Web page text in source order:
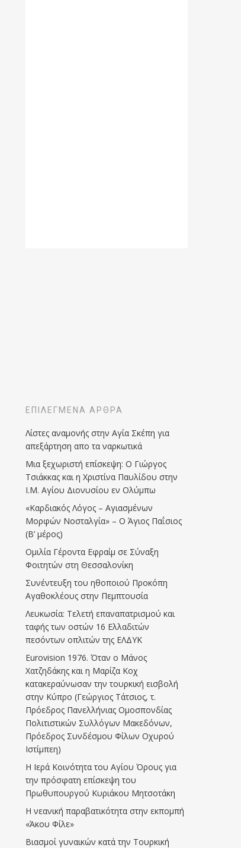
ΕΠΙΛΕΓΜΈΝΑ ΆΡΘΡΑ
Λίστες αναμονής στην Αγία Σκέπη για
απεξάρτηση απο τα ναρκωτικά
Μια ξεχωριστή επίσκεψη: Ο Γιώργος
Τσιάκκας και η Χριστίνα Παυλίδου στην
Ι.Μ. Αγίου Διονυσίου εν Ολύμπω
«Καρδιακός Λόγος – Αγιασμένων
Μορφών Νοσταλγία» – Ο Άγιος Παΐσιος
(Β’ μέρος)
Ομιλία Γέροντα Εφραίμ σε Σύναξη
Φοιτητών στη Θεσσαλονίκη
Συνέντευξη του ηθοποιού Προκόπη
Αγαθοκλέους στην Πεμπτουσία
Λευκωσία: Τελετή επαναπατρισμού και
ταφής των οστών 16 Ελλαδιτών
πεσόντων οπλιτών της ΕΛΔΥΚ
Eurovision 1976. Όταν ο Μάνος
Χατζηδάκης και η Μαρίζα Κοχ
κατακεραύνωσαν την τουρκική εισβολή
στην Κύπρο (Γεώργιος Τάτσιος, τ.
Πρόεδρος Πανελλήνιας Ομοσπονδίας
Πολιτιστικών Συλλόγων Μακεδόνων,
Πρόεδρος Συνδέσμου Φίλων Οχυρού
Ιστίμπεη)
Η Ιερά Κοινότητα του Αγίου Όρους για
την πρόσφατη επίσκεψη του
Πρωθυπουργού Κυριάκου Μητσοτάκη
Η νεανική παραβατικότητα στην εκπομπή
«Άκου Φίλε»
Βιασμοί γυναικών κατά την Τουρκική